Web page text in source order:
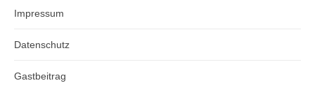
Impressum
Datenschutz
Gastbeitrag